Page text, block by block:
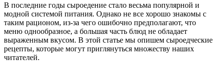
В последние годы сыроедение стало весьма популярной и
модной системой питания. Однако не все хорошо знакомы с
таким рационом, из-за чего ошибочно предполагают, что
меню однообразное, а большая часть блюд не обладает
выраженным вкусом. В этой статье мы опишем сыроедческие
рецепты, которые могут приглянуться множеству наших
читателей.